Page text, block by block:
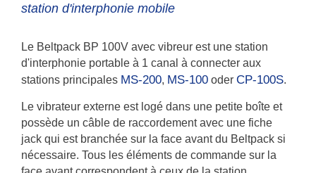
station d'interphonie mobile
Le Beltpack BP 100V avec vibreur est une station
d'interphonie portable à 1 canal à connecter aux
stations principales MS-200, MS-100 oder CP-100S.
Le vibrateur externe est logé dans une petite boîte et
possède un câble de raccordement avec une fiche
jack qui est branchée sur la face avant du Beltpack si
nécessaire. Tous les éléments de commande sur la